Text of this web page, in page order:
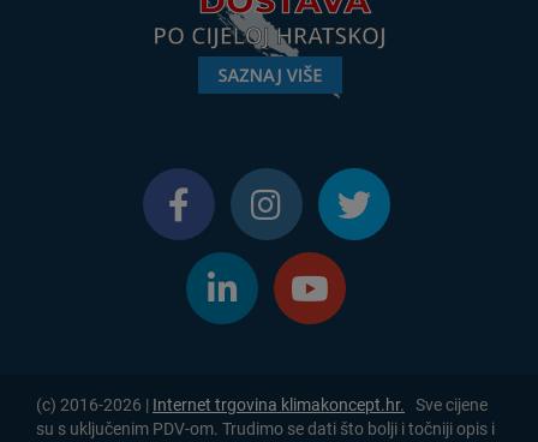
(c) 2016-2026 | Internet trgovina klimakoncept.hr. Sve cijene
su s uključenim PDV-om. Trudimo se dati što bolji i točniji opis i